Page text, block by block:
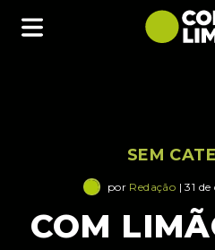
SEM
por Redação | 31
COM